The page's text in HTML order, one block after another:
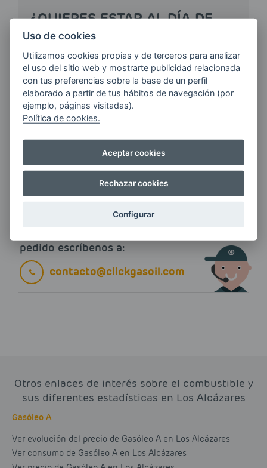
¿QUIERES ESTAR AL DÍA DE
LAS
ÚLTIMAS NOVEDADES?
E-MAIL
Quiero recibir las últimas novedades de AVIA
ENERGIAS por cualquier medio, incluido
electrónico.Más información
pedido escríbenos a:
contacto@clickgasoil.com
Otros enlaces de interés sobre el combustible y
sus diferentes estadísticas en Los Alcázares
Gasóleo A
Ver evolución del precio de Gasóleo A en Los Alcázares
Ver consumo de Gasóleo A en Los Alcázares
Uso de cookies
Utilizamos cookies propias y de terceros para analizar
el uso del sitio web y mostrarte publicidad relacionada
con tus preferencias sobre la base de un perfil
elaborado a partir de tus hábitos de navegación (por
ejemplo, páginas visitadas).
Política de cookies.
Aceptar cookies
Rechazar cookies
Configurar